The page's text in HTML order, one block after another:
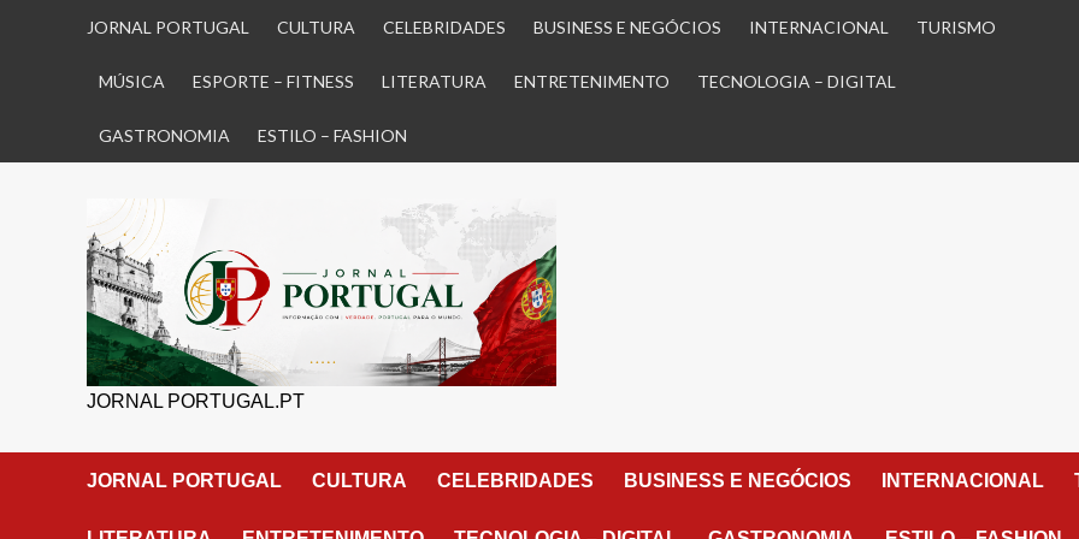
JORNAL PORTUGAL CULTURA CELEBRIDADES BUSINESS E NEGÓCIOS INTERNACIONAL TURISMO
MÚSICA ESPORTE – FITNESS LITERATURA ENTRETENIMENTO TECNOLOGIA – DIGITAL
GASTRONOMIA ESTILO – FASHION
JORNAL PORTUGAL.PT
JORNAL PORTUGAL CULTURA CELEBRIDADES BUSINESS E NEGÓCIOS INTERNACIONAL